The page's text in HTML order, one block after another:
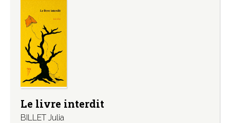
Le livre interdit
BILLET Julia